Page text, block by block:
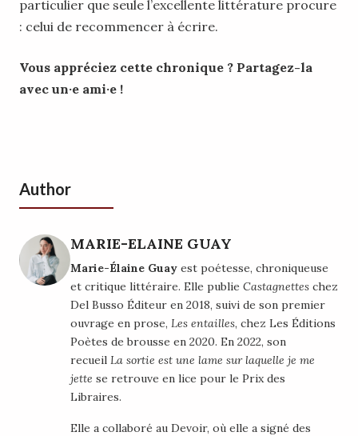
particulier que seule l’excellente littérature procure
: celui de recommencer à écrire.
Vous appréciez cette chronique ? Partagez-la
avec un·e ami·e !
Author
MARIE-ELAINE GUAY
Marie-Élaine Guay est poétesse, chroniqueuse
et critique littéraire. Elle publie Castagnettes chez
Del Busso Éditeur en 2018, suivi de son premier
ouvrage en prose, Les entailles, chez Les Éditions
Poètes de brousse en 2020. En 2022, son
recueil La sortie est une lame sur laquelle je me
jette se retrouve en lice pour le Prix des
Libraires.
Elle a collaboré au Devoir, où elle a signé des